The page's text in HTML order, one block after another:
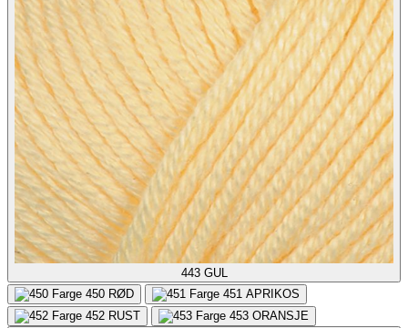
443 GUL
450 RØD 451 APRIKOS
452 RUST 453 ORANSJE